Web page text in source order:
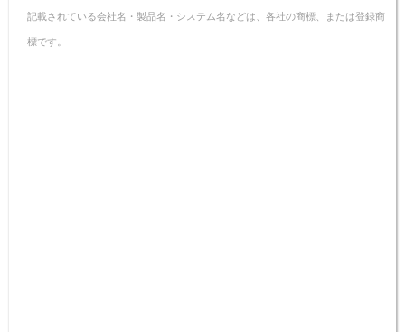
記載されている会社名・製品名・システム名などは、各社の商標、または登録商
標です。